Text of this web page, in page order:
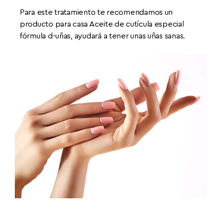
Para este tratamiento te recomendamos un
producto para casa Aceite de cutícula especial
fórmula d-uñas, ayudará a tener unas uñas sanas.